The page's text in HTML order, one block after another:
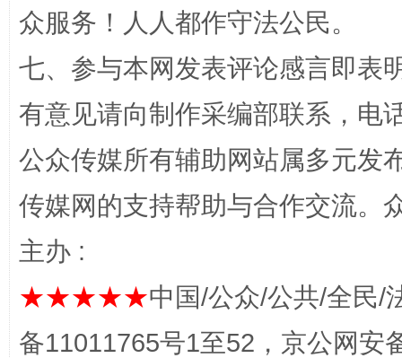
东山县通报“牛蛙产品抗生素超标问题” 法
千年窑火 生生不息
众服务！人人都作守法公民。
七、参与本网发表评论感言即表
有意见请向制作采编部联系，电
公众传媒所有辅助网站属多元发
传媒网的支持帮助与合作交流。
主办 :
★★★★★中国/公众/公共/全民/
备11011765号1至52，京公网安